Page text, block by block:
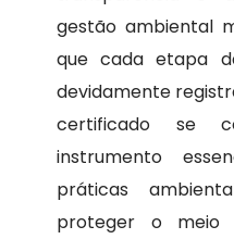
gestão ambiental
que cada etapa
devidamente
certificado se
instrumento
práticas
proteger o meio